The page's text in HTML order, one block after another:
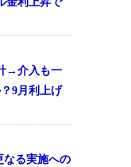
→介入も一
9月利上げ
なる実施への